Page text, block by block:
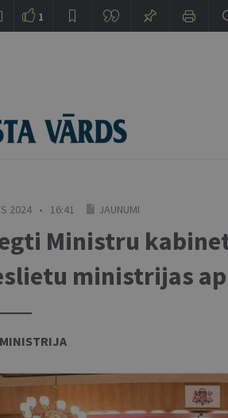
2024 • 16:41 JAUNUMI
Ministru
ministrijas
1